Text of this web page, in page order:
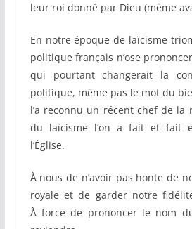
leur roi donné par Dieu (même
En notre époque de laïcisme
politique français n’ose
qui pourtant changerait la
politique, même pas le mot du
l’a reconnu un récent chef de la
du laïcisme l’on a fait et fait
l’Église.
À nous de n’avoir pas honte de
royale et de garder notre
À force de prononcer le nom